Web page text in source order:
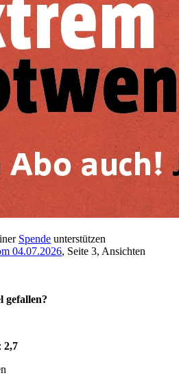
Spende unterstützen
04.07.2026, Seite 3, Ansichten
gefallen?
2,7